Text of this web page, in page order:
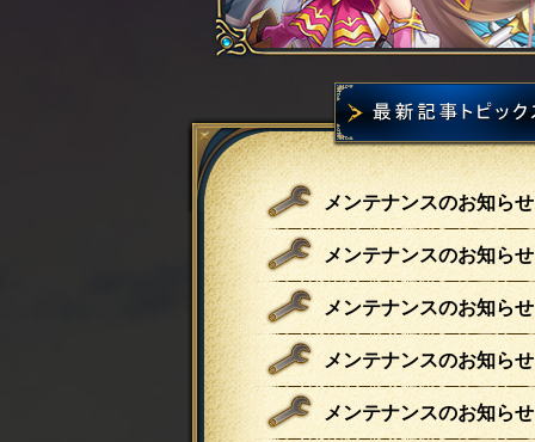
メンテナンスのお知らせ
メンテナンスのお知らせ
メンテナンスのお知らせ
メンテナンスのお知らせ
メンテナンスのお知らせ